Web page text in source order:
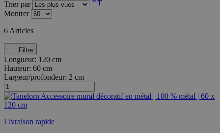
Trier par
Montrer
6 Articles
Filtre
Longueur: 120 cm
Hauteur: 60 cm
Largeur/profondeur: 2 cm
Livraison rapide